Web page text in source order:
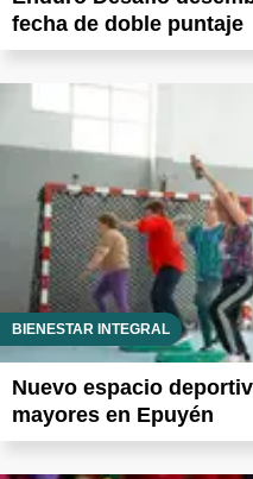
fecha de doble puntaje
BIENESTAR INTEGRAL
Nuevo espacio
mayores en Epuyén